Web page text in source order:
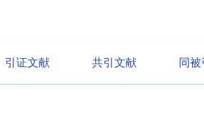
引证文献 共引文献 同